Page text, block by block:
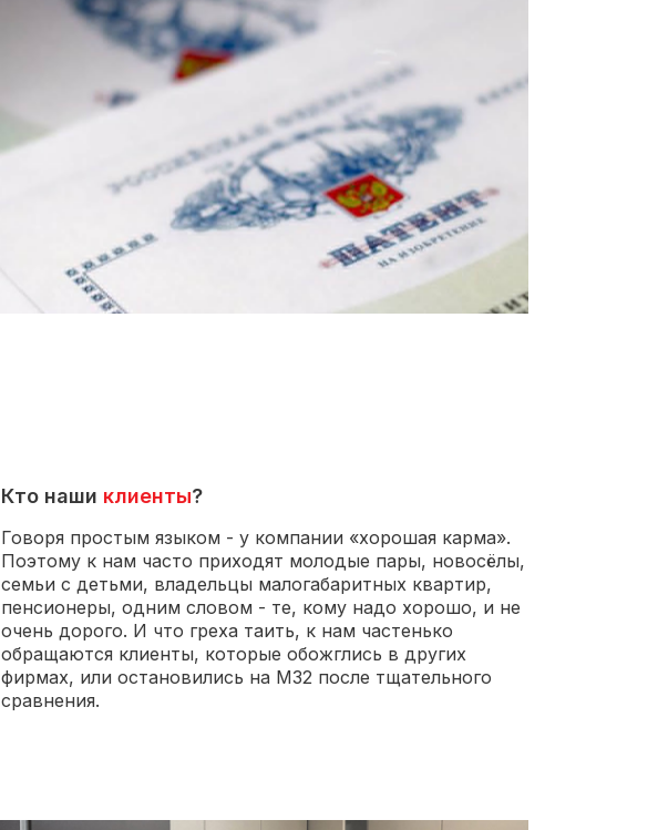
Кто наши клиенты?
Говоря простым языком - у компании «хорошая карма».
Поэтому к нам часто приходят молодые пары, новосёлы,
семьи с детьми, владельцы малогабаритных квартир,
пенсионеры, одним словом - те, кому надо хорошо, и не
очень дорого. И что греха таить, к нам частенько
обращаются клиенты, которые обожглись в других
фирмах, или остановились на М32 после тщательного
сравнения.